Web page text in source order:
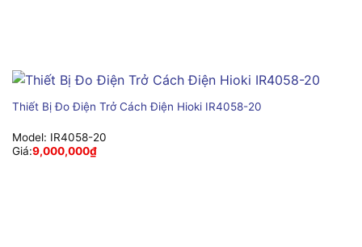
Thiết Bị Đo Điện Trở Cách Điện Hioki IR4058-20
Model: IR4058-20
Giá:9,000,000₫